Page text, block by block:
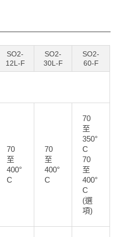
SO2-
12L-F
SO2-
30L-F
SO2-
60-F
70
至
400°
C
70
至
400°
C
70
至
350°
C
70
至
400°
C
(選
項)